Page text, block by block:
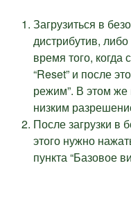
Загрузиться в
дистрибутив,
время того, когда
“Reset” и после
режим”. В этом же
низким
После загрузки в
этого нужно
пункта “Базовое